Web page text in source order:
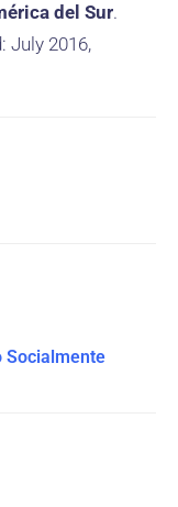
del Sur.
July 2016,
Socialmente